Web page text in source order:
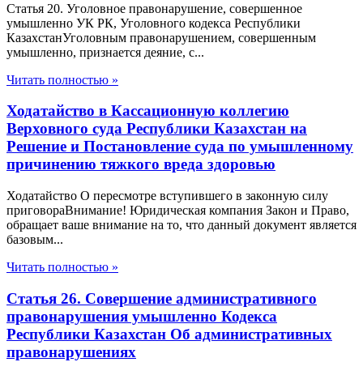
Статья 20. Уголовное правонарушение, совершенное
умышленно УК РК, Уголовного кодекса Республики
КазахстанУголовным правонарушением, совершенным
умышленно, признается деяние, с...
Читать полностью »
Ходатайство в Кассационную коллегию
Верховного суда Республики Казахстан на
Решение и Постановление суда по умышленному
причинению тяжкого вреда здоровью
Ходатайство О пересмотре вступившего в законную силу
приговораВнимание! Юридическая компания Закон и Право,
обращает ваше внимание на то, что данный документ является
базовым...
Читать полностью »
Статья 26. Совершение административного
правонарушения умышленно Кодекса
Республики Казахстан Об административных
правонарушениях